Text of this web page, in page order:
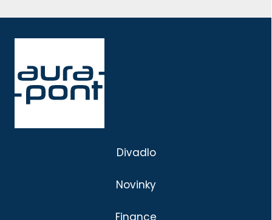
Divadlo
Novinky
Finance